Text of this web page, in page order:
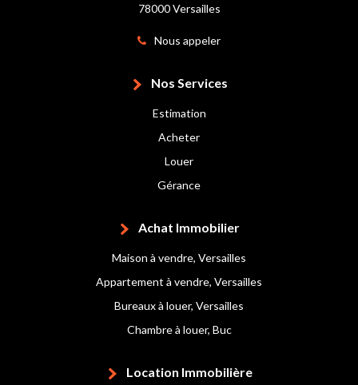
78000 Versailles
Nous appeler
Nos Services
Estimation
Acheter
Louer
Gérance
Achat Immobilier
Maison à vendre, Versailles
Appartement à vendre, Versailles
Bureaux à louer, Versailles
Chambre à louer, Buc
Location Immobilière